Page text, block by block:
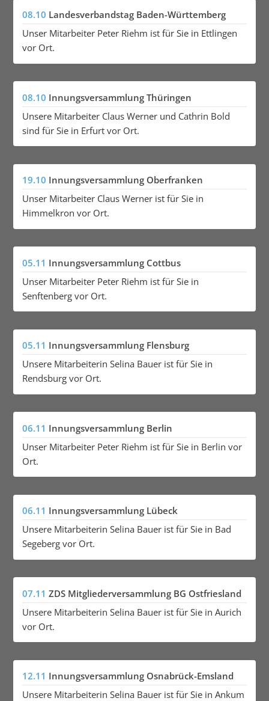
08.10 Landesverbandstag Baden-Württemberg
Unser Mitarbeiter Peter Riehm ist für Sie in Ettlingen
vor Ort.
08.10 Innungsversammlung Thüringen
Unsere Mitarbeiter Claus Werner und Cathrin Bold
sind für Sie in Erfurt vor Ort.
19.10 Innungsversammlung Oberfranken
Unser Mitarbeiter Claus Werner ist für Sie in
Himmelkron vor Ort.
05.11 Innungsversammlung Cottbus
Unser Mitarbeiter Peter Riehm ist für Sie in
Senftenberg vor Ort.
05.11 Innungsversammlung Flensburg
Unsere Mitarbeiterin Selina Bauer ist für Sie in
Rendsburg vor Ort.
06.11 Innungsversammlung Berlin
Unser Mitarbeiter Peter Riehm ist für Sie in Berlin vor
Ort.
06.11 Innungsversammlung Lübeck
Unsere Mitarbeiterin Selina Bauer ist für Sie in Bad
Segeberg vor Ort.
07.11 ZDS Mitgliederversammlung BG Ostfriesland
Unsere Mitarbeiterin Selina Bauer ist für Sie in Aurich
vor Ort.
12.11 Innungsversammlung Osnabrück-Emsland
Unsere Mitarbeiterin Selina Bauer ist für Sie in Ankum